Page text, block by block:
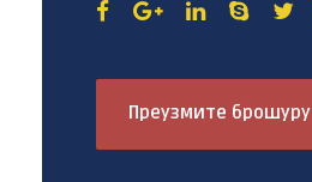
Преузмите брошуру